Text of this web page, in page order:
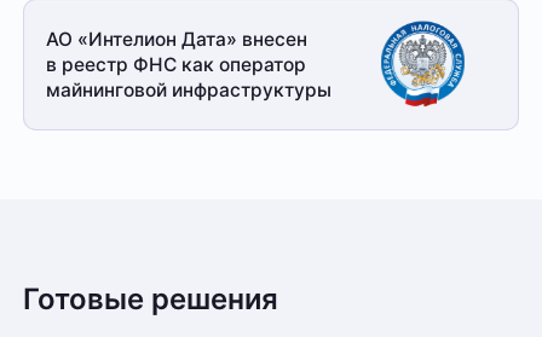
АО «Интелион Дата» внесен
в реестр ФНС как оператор
майнинговой инфраструктуры
Готовые решения